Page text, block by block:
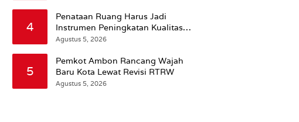
4
Penataan Ruang Harus Jadi
Instrumen Peningkatan Kualitas
Hidup Masyarakat, Wattimena:
Susun RDTR Sebagai Dasar Hukum
Agustus 5, 2026
5
Pemkot Ambon Rancang Wajah
Baru Kota Lewat Revisi RTRW
Agustus 5, 2026